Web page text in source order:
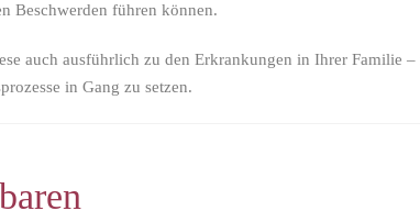
Beschwerden führen können.
auch ausführlich zu den Erkrankungen in Ihrer Familie
in Gang zu setzen.